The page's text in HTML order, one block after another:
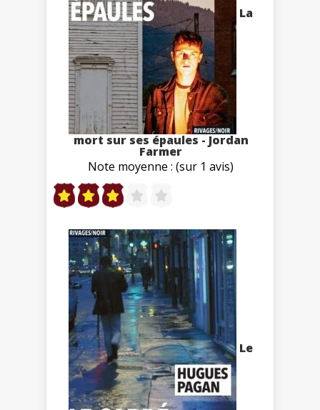
La
mort sur ses épaules - Jordan
Farmer
Note moyenne : (sur 1 avis)
Le